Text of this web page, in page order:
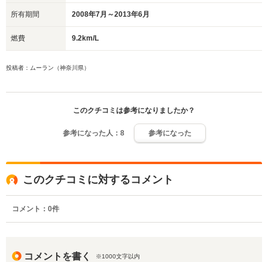
所有期間 2008年7月～2013年6月
燃費 9.2km/L
投稿者：ムーラン（神奈川県）
このクチコミは参考になりましたか？
参考になった人： 8 参考になった
このクチコミに対するコメント
コメント： 0件
コメントを書く ※1000文字以内